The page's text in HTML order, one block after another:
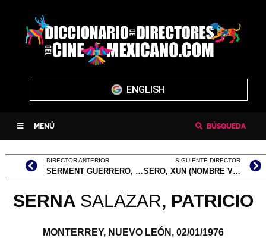
ENGLISH
MENÚ BÚSQUEDA
DIRECTOR ANTERIOR
SERMENT GUERRERO, LEÓN JUAN SALVADOR
SIGUIENTE DIRECTOR
SERO, XUN (NOMBRE VERDADERO, JUAN ANTONIO MÉNDEZ RODRÍGUEZ)
SERNA SALAZAR, PATRICIO
MONTERREY, NUEVO LEÓN, 02/01/1976